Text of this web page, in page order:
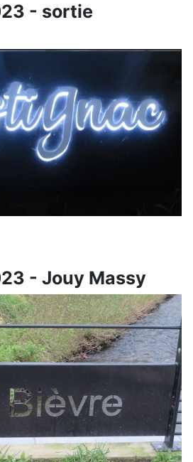
- sortie
- Jouy Massy